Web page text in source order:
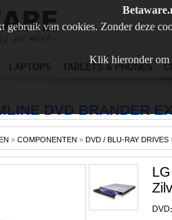
gebruik van cookies. Zonder deze
Klik hieronder om
LAPTOPS TABLETS & PHONES
DVD BRANDER
» COMPONENTEN » DVD / BLU-RAY DRIVES